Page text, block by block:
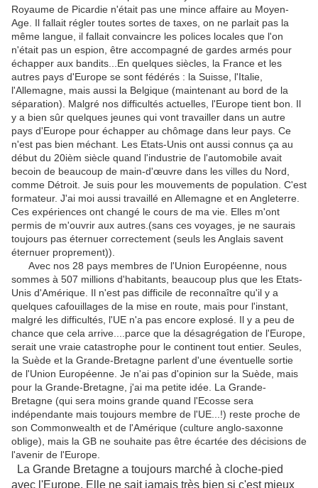
Royaume de Picardie n'était pas une mince affaire au Moyen-
Age. Il fallait régler toutes sortes de taxes, on ne parlait pas la
même langue, il fallait convaincre les polices locales que l'on
n'était pas un espion, être accompagné de gardes armés pour
échapper aux bandits...En quelques siècles, la France et les
autres pays d'Europe se sont fédérés : la Suisse, l'Italie,
l'Allemagne, mais aussi la Belgique (maintenant au bord de la
séparation). Malgré nos difficultés actuelles, l'Europe tient bon. Il
y a bien sûr quelques jeunes qui vont travailler dans un autre
pays d'Europe pour échapper au chômage dans leur pays. Ce
n'est pas bien méchant. Les Etats-Unis ont aussi connus ça au
début du 20ièm siècle quand l'industrie de l'automobile avait
becoin de beaucoup de main-d'œuvre dans les villes du Nord,
comme Détroit. Je suis pour les mouvements de population. C'est
formateur. J'ai moi aussi travaillé en Allemagne et en Angleterre.
Ces expériences ont changé le cours de ma vie. Elles m'ont
permis de m'ouvrir aux autres.(sans ces voyages, je ne saurais
toujours pas éternuer correctement (seuls les Anglais savent
éternuer proprement)).
Avec nos 28 pays membres de l'Union Européenne, nous
sommes à 507 millions d'habitants, beaucoup plus que les Etats-
Unis d'Amérique. Il n'est pas difficile de reconnaître qu'il y a
quelques cafouillages de la mise en route, mais pour l'instant,
malgré les difficultés, l'UE n'a pas encore explosé. Il y a peu de
chance que cela arrive....parce que la désagrégation de l'Europe,
serait une vraie catastrophe pour le continent tout entier. Seules,
la Suède et la Grande-Bretagne parlent d'une éventuelle sortie
de l'Union Européenne. Je n'ai pas d'opinion sur la Suède, mais
pour la Grande-Bretagne, j'ai ma petite idée. La Grande-
Bretagne (qui sera moins grande quand l'Ecosse sera
indépendante mais toujours membre de l'UE...!) reste proche de
son Commonwealth et de l'Amérique (culture anglo-saxonne
oblige), mais la GB ne souhaite pas être écartée des décisions de
l'avenir de l'Europe.
La Grande Bretagne a toujours marché à cloche-pied
avec l'Europe. Elle ne sait jamais très bien si c'est mieux